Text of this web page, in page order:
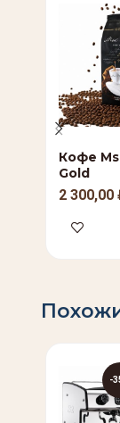
Кофе
Gold
2 300,00
-